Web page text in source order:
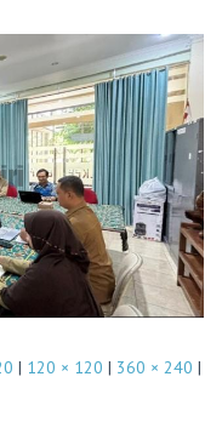
| 120 × 120 | 360 × 240 |